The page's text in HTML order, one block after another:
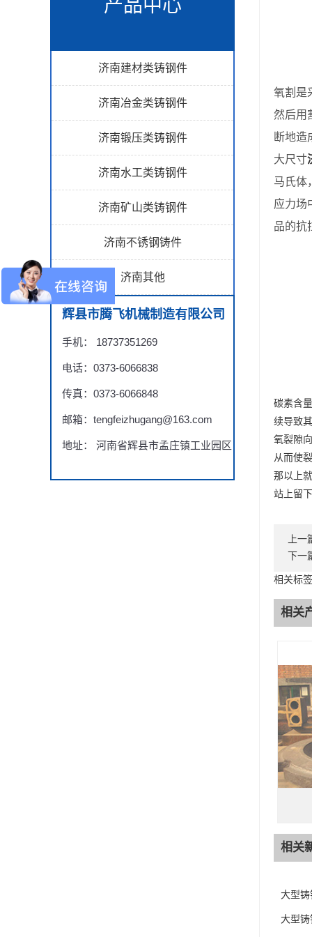
产品中心
济南建材类铸钢件
济南冶金类铸钢件
济南锻压类铸钢件
济南水工类铸钢件
济南矿山类铸钢件
济南不锈钢铸件
济南其他
辉县市腾飞机械制造有限公司
手机： 18737351269
电话：0373-6066838
传真：0373-6066848
邮箱：tengfeizhugang@163.com
地址： 河南省辉县市孟庄镇工业园区
氧割是
然后用
断地造
大尺寸
马氏体
应力场
品的抗
碳素含
续导致
氧裂隙
从而使
那以上
站上留
上一
下一
相关标
相关
相关
大型铸
大型